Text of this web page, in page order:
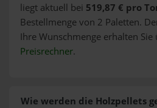
liegt aktuell bei 519,87 € pro
Bestellmenge von 2 Paletten.
Ihre Wunschmenge erhalten Sie
Preisrechner.
Wie werden die Holzpellets